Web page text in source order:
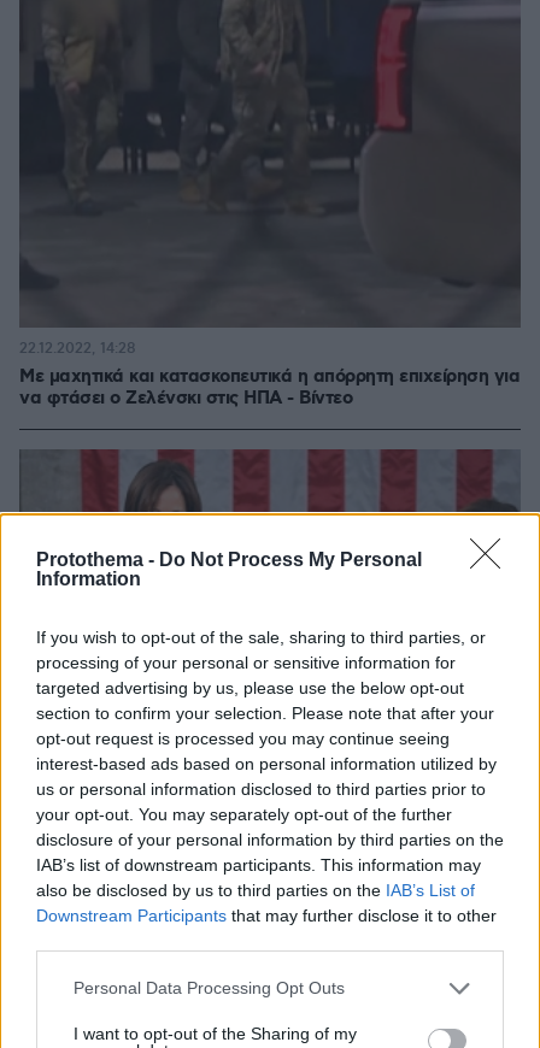
Protothema - Do Not Process My Personal
Information
If you wish to opt-out of the sale, sharing to third parties, or
processing of your personal or sensitive information for
targeted advertising by us, please use the below opt-out
section to confirm your selection. Please note that after your
opt-out request is processed you may continue seeing
interest-based ads based on personal information utilized by
us or personal information disclosed to third parties prior to
your opt-out. You may separately opt-out of the further
disclosure of your personal information by third parties on the
IAB’s list of downstream participants. This information may
also be disclosed by us to third parties on the IAB’s List of
Downstream Participants that may further disclose it to other
Please note that this website/app uses one or more Google
not limited to your visit or usage behaviour. You may click to
Personal Data Processing Opt Outs
I want to opt-out of the Sharing of my
Με μαχητικά και κατασκοπευτικά η απόρρητη επιχείρηση για
να φτάσει ο Ζελένσκι στις ΗΠΑ - Βίντεο
22.12.2022, 14:28
Ο Ζελένσκι στο Κογκρέσο: Η παθιασμένη ομιλία, το φιλί με
την Πελόζι και η ανταλλαγή σημαιών